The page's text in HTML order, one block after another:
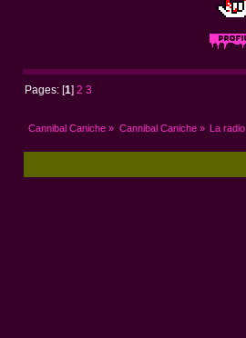
Pages: [1]2 3
Cannibal Caniche » Cannibal Caniche» La radio